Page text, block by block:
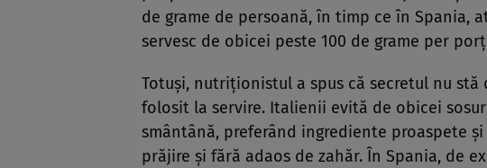
de grame de persoană, în timp ce în Spania,
servesc de obicei peste 100 de grame per
Totuși, nutriționistul a spus că secretul nu
folosit la servire. Italienii evită de obicei
smântână, preferând ingrediente proaspete
prăjire și fără adaos de zahăr. În Spania, de